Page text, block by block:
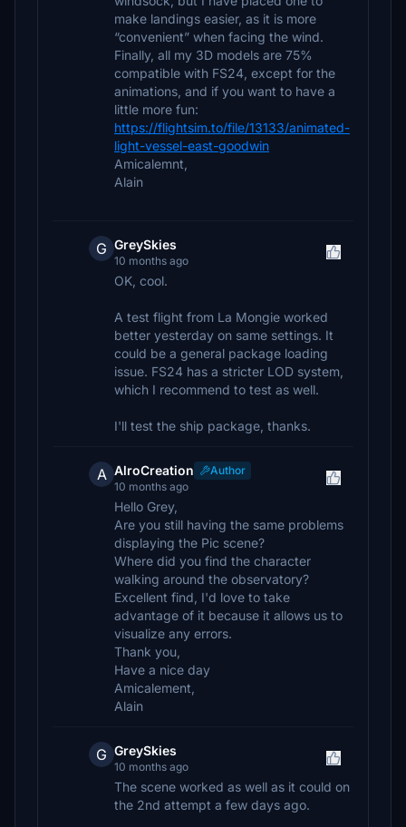
make landings easier, as it is more
“convenient” when facing the wind.
Finally, all my 3D models are 75%
compatible with FS24, except for the
animations, and if you want to have a
little more fun:
https://flightsim.to/file/13133/animated-
light-vessel-east-goodwin
Amicalemnt,
Alain
G GreySkies
10 months ago
OK, cool.
A test flight from La Mongie worked
better yesterday on same settings. It
could be a general package loading
issue. FS24 has a stricter LOD system,
which I recommend to test as well.
I'll test the ship package, thanks.
A AlroCreation
Author
10 months ago
Hello Grey,
Are you still having the same problems
displaying the Pic scene?
Where did you find the character
walking around the observatory?
Excellent find, I'd love to take
advantage of it because it allows us to
visualize any errors.
Thank you,
Have a nice day
Amicalement,
Alain
G GreySkies
10 months ago
The scene worked as well as it could on
the 2nd attempt a few days ago.